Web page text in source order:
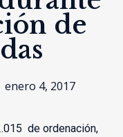
de
enero 4, 2017
de ordenación,